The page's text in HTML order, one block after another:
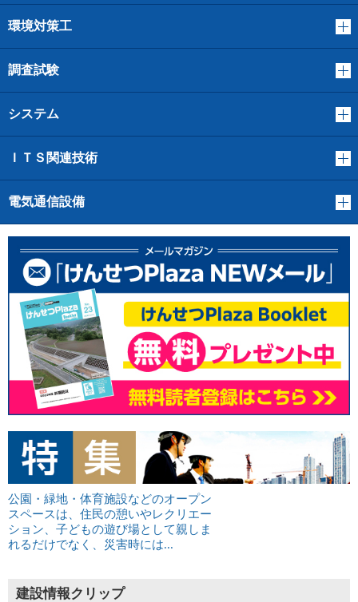
環境対策工
調査試験
システム
ＩＴＳ関連技術
電気通信設備
公園・緑地・体育施設などのオープン
スペースは、住民の憩いやレクリエー
ション、子どもの遊び場として親しま
れるだけでなく、災害時には...
建設情報クリップ